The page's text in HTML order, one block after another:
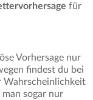
für
Vorhersage nur
findest du bei
Wahrscheinlichkeit
man sogar nur